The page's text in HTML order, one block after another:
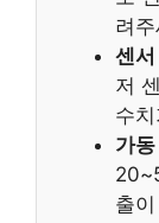
려
센
저
수
가
출